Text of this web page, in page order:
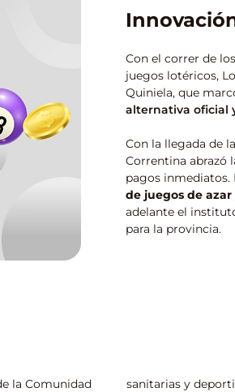
Con el correr de
juegos lotéricos,
Quiniela, que
alternativa oficial
Con la llegada de
Correntina abrazó
pagos inmediatos.
de juegos de azar
adelante el
para la provincia.
la Comunidad
sanitarias y